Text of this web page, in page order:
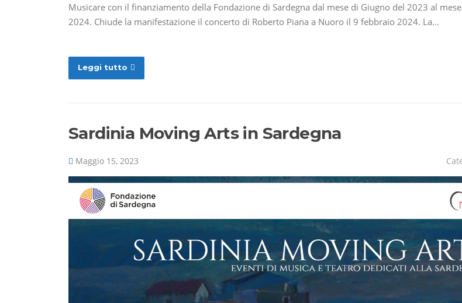
Musicare con il finanziamento della Fondazione di Sardegna dal mese di Giugno del 2023 al
2024. Chiude la manifestazione il concerto di Roberto Piana a Nuoro il 9 febbraio 2024. La…
Leggi tutto
Sardinia Moving Arts in Sardegna
Maggio 15, 2023